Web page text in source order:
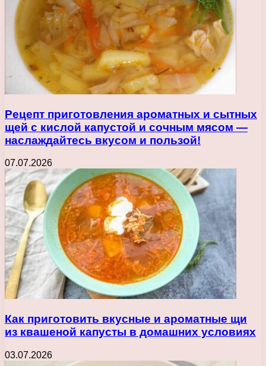
Рецепт приготовления ароматных и сытных
щей с кислой капустой и сочным мясом —
наслаждайтесь вкусом и пользой!
07.07.2026
Как приготовить вкусные и ароматные щи
из квашеной капусты в домашних условиях
03.07.2026